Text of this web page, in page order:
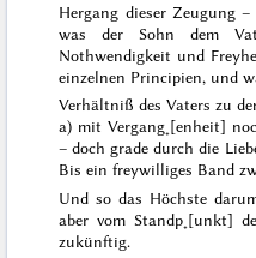
Hergang dieser Zeugung
was der Sohn dem
Nothwendigkeit und
einzelnen Principien, und
Verhältniß des Vaters zu
a) mit Vergang˖[enheit]
– doch grade durch die
Bis ein freywilliges Band
Und so das Höchste
aber vom Standp˖[unkt]
zukünftig.